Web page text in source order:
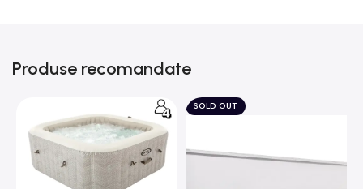
Produse recomandate
SOLD OUT